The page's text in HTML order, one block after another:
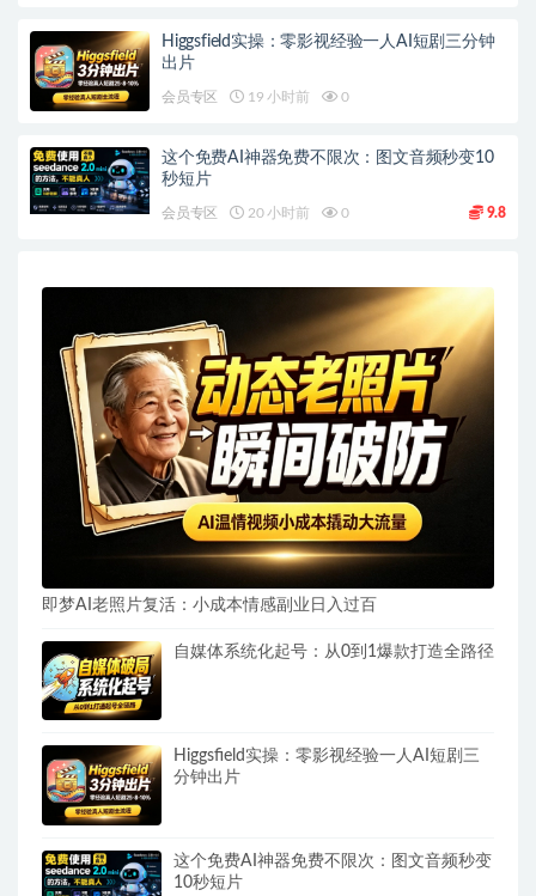
Higgsfield实操：零影视经验一人AI短剧三分钟
出片
会员专区 19 小时前 0
这个免费AI神器免费不限次：图文音频秒变10
秒短片
会员专区 20 小时前 0 9.8
即梦AI老照片复活：小成本情感副业日入过百
自媒体系统化起号：从0到1爆款打造全路径
Higgsfield实操：零影视经验一人AI短剧三
分钟出片
这个免费AI神器免费不限次：图文音频秒变
10秒短片